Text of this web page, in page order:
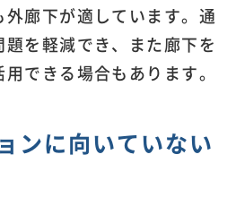
廊下が適しています。通
を軽減でき、また廊下を
できる場合もあります。
ンに向いていない